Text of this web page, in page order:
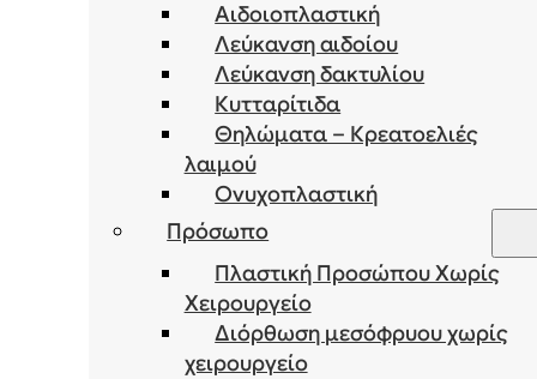
Αιδοιοπλαστική
Λεύκανση αιδοίου
Λεύκανση δακτυλίου
Κυτταρίτιδα
Θηλώματα – Κρεατοελιές
λαιμού
Ονυχοπλαστική
Πρόσωπο
Πλαστική Προσώπου Χωρίς
Χειρουργείο
Διόρθωση μεσόφρυου χωρίς
χειρουργείο